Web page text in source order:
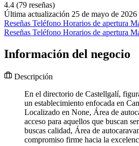
4.4 (79 reseñas)
Última actualización 25 de mayo de 2026
Reseñas Teléfono Horarios de apertura
Reseñas Teléfono Horarios de apertura
Información del negocio
Descripción
En el directorio de Castellgalí,
un establecimiento enfocada en
Localizado en None, Área de
acceso para aquellos que buscan
buscas calidad, Área de
compromiso firme hacia la